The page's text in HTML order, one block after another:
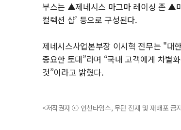
부스는 ▲제네시스 마그마 레이싱 존 ▲
컬렉션 샵’ 등으로 구성된다.
제네시스사업본부장 이시혁 전무는 "대
중요한 토대”라며 “국내 고객에게 차별
것”이라고 밝혔다.
<저작권자 ⓒ 인천타임스, 무단 전재 및 재배포 금